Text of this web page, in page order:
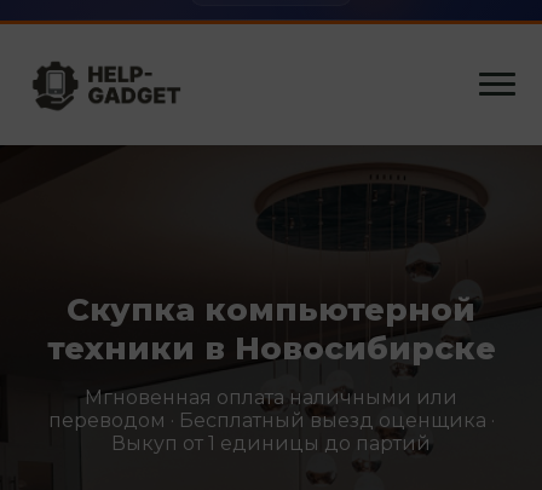
Скупка компьютерной
техники в Новосибирске
Мгновенная оплата наличными или
переводом · Бесплатный выезд оценщика ·
Выкуп от 1 единицы до партий